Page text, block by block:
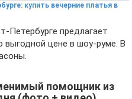
купить вечерние платья в
Петербурге предлагает
выгодной цене в шоу-руме. В
помощник из